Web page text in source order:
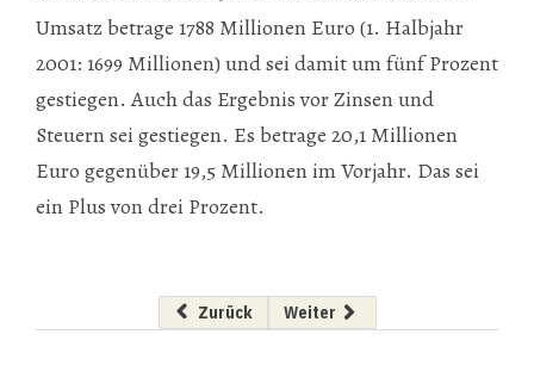
Umsatz betrage 1788 Millionen Euro (1. Halbjahr
2001: 1699 Millionen) und sei damit um fünf Prozent
gestiegen. Auch das Ergebnis vor Zinsen und
Steuern sei gestiegen. Es betrage 20,1 Millionen
Euro gegenüber 19,5 Millionen im Vorjahr. Das sei
ein Plus von drei Prozent.
Vorheriger Beitrag: Marktanteil hin,
Zurück Nächster Beitrag: 990 Gramm
Weiter